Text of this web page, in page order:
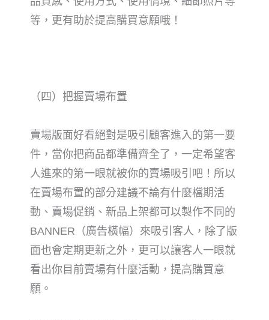
等，更有助於提高購買意願哦！
（四）把握賣場布置
賣場版面好看絕對是吸引顧客進入的第一要
件，當你把商品都準備齊全了，一定希望客
人進來的第一眼就被你的賣場吸引吧！所以
在賣場布置的部分建議不論有什麼檔期活
動、賣場促銷、新品上架都可以製作不同的
BANNER（廣告橫幅）來吸引客人，除了版
面也會定期更新之外，更可以讓客人一眼就
看出你目前賣場有什麼活動，提高購買意
願。